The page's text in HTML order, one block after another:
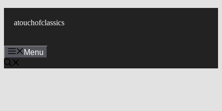
건
너
atouchofclassics
Menu